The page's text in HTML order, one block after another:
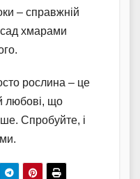
– справжній
хмарами
рослина – це
любові, що
Спробуйте, і